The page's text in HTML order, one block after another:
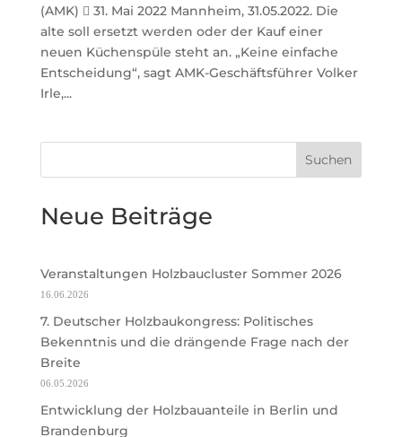
(AMK)  31. Mai 2022 Mannheim, 31.05.2022. Die
alte soll ersetzt werden oder der Kauf einer
neuen Küchenspüle steht an. „Keine einfache
Entscheidung“, sagt AMK-Geschäftsführer Volker
Irle,...
Suchen
Neue Beiträge
Veranstaltungen Holzbaucluster Sommer 2026
16.06.2026
7. Deutscher Holzbaukongress: Politisches
Bekenntnis und die drängende Frage nach der
Breite
06.05.2026
Entwicklung der Holzbauanteile in Berlin und
Brandenburg